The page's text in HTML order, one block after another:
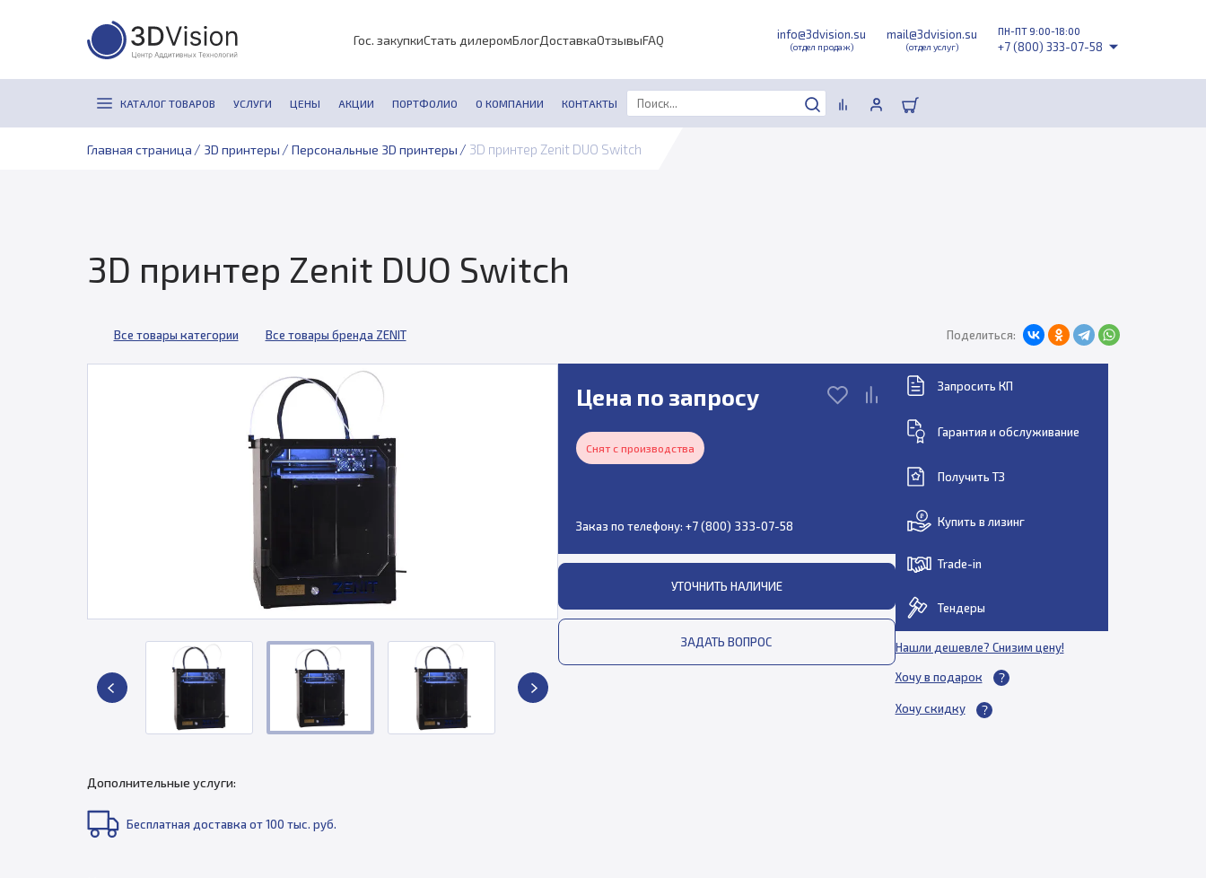
Гос. закупкиСтать дилеромБлогДоставкаОтзывыFAQ info@3dvision.su
(отдел продаж)
mail@3dvision.su
(отдел услуг)
ПН-ПТ 9:00-18:00
+7 (800) 333-07-58
КАТАЛОГ ТОВАРОВ УСЛУГИ ЦЕНЫ АКЦИИ ПОРТФОЛИО О КОМПАНИИ КОНТАКТЫ
Главная страница / 3D принтеры / Персональные 3D принтеры / 3D принтер Zenit DUO Switch
3D принтер Zenit DUO Switch
Все товары категории Все товары бренда ZENIT Поделиться:
Цена по запросу
Снят с производства
Заказ по телефону: +7 (800) 333-07-58
УТОЧНИТЬ НАЛИЧИЕ
ЗАДАТЬ ВОПРОС
Запросить КП
Гарантия и обслуживание
Получить ТЗ
Купить в лизинг
Trade-in
Тендеры
Нашли дешевле? Снизим цену!
Хочу в подарок
Хочу скидку
Дополнительные услуги:
Бесплатная доставка от 100 тыс. руб.